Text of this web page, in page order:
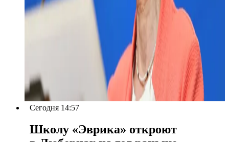
Сегодня 14:57
Школу «Эврика» откроют